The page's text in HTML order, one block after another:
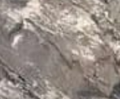
Boscoterapia